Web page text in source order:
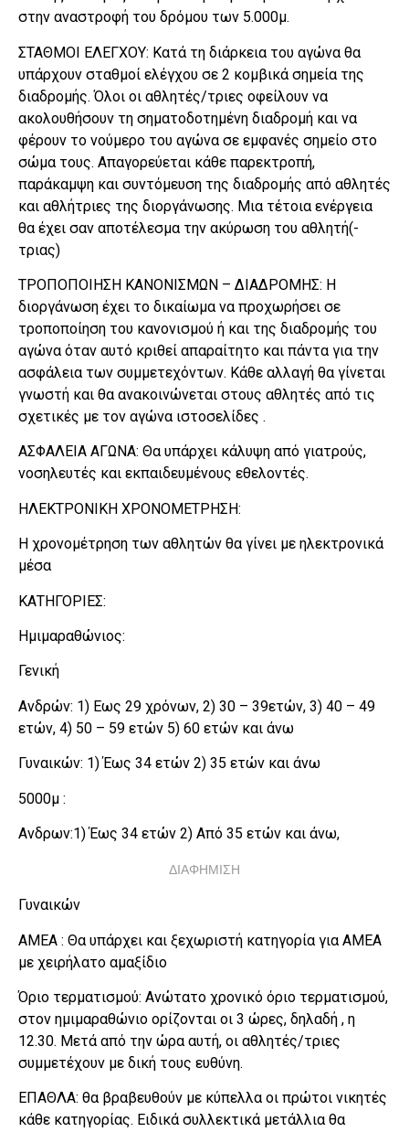
στην αναστροφή του δρόμου των 5.000μ.
ΣΤΑΘΜΟΙ ΕΛΕΓΧΟΥ: Κατά τη διάρκεια του αγώνα θα
υπάρχουν σταθμοί ελέγχου σε 2 κομβικά σημεία της
διαδρομής. Όλοι οι αθλητές/τριες οφείλουν να
ακολουθήσουν τη σηματοδοτημένη διαδρομή και να
φέρουν το νούμερο του αγώνα σε εμφανές σημείο στο
σώμα τους. Απαγορεύεται κάθε παρεκτροπή,
παράκαμψη και συντόμευση της διαδρομής από αθλητές
και αθλήτριες της διοργάνωσης. Μια τέτοια ενέργεια
θα έχει σαν αποτέλεσμα την ακύρωση του αθλητή(-
τριας)
ΤΡΟΠΟΠΟΙΗΣΗ ΚΑΝΟΝΙΣΜΩΝ – ΔΙΑΔΡΟΜΗΣ: Η
διοργάνωση έχει το δικαίωμα να προχωρήσει σε
τροποποίηση του κανονισμού ή και της διαδρομής του
αγώνα όταν αυτό κριθεί απαραίτητο και πάντα για την
ασφάλεια των συμμετεχόντων. Κάθε αλλαγή θα γίνεται
γνωστή και θα ανακοινώνεται στους αθλητές από τις
σχετικές με τον αγώνα ιστοσελίδες .
ΑΣΦΑΛΕΙΑ ΑΓΩΝΑ: Θα υπάρχει κάλυψη από γιατρούς,
νοσηλευτές και εκπαιδευμένους εθελοντές.
ΗΛΕΚΤΡΟΝΙΚΗ ΧΡΟΝΟΜΕΤΡΗΣΗ:
Η χρονομέτρηση των αθλητών θα γίνει με ηλεκτρονικά
μέσα
ΚΑΤΗΓΟΡΙΕΣ:
Ημιμαραθώνιος:
Γενική
Ανδρών: 1) Εως 29 χρόνων, 2) 30 – 39ετών, 3) 40 – 49
ετών, 4) 50 – 59 ετών 5) 60 ετών και άνω
Γυναικών: 1) Έως 34 ετών 2) 35 ετών και άνω
5000μ :
Ανδρων:1) Έως 34 ετών 2) Από 35 ετών και άνω,
ΔΙΑΦΗΜΙΣΗ
Γυναικών
ΑΜΕΑ : Θα υπάρχει και ξεχωριστή κατηγορία για ΑΜΕΑ
με χειρήλατο αμαξίδιο
Όριο τερματισμού: Ανώτατο χρονικό όριο τερματισμού,
στον ημιμαραθώνιο ορίζονται οι 3 ώρες, δηλαδή , η
12.30. Μετά από την ώρα αυτή, οι αθλητές/τριες
συμμετέχουν με δική τους ευθύνη.
ΕΠΑΘΛΑ: θα βραβευθούν με κύπελλα οι πρώτοι νικητές
κάθε κατηγορίας. Ειδικά συλλεκτικά μετάλλια θα